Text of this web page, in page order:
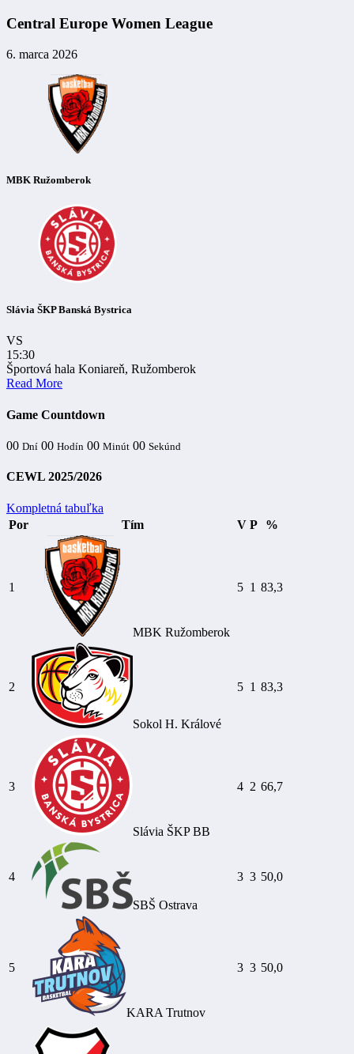
Central Europe Women League
6. marca 2026
MBK Ružomberok
Slávia ŠKP Banská Bystrica
VS
15:30
Športová hala Koniareň, Ružomberok
Read More
Game Countdown
00 Dní 00 Hodín 00 Minút 00 Sekúnd
CEWL 2025/2026
Kompletná tabuľka
Por
Tím V P %
1
MBK Ružomberok
5 1 83,3
2
Sokol H. Králové
5 1 83,3
3
Slávia ŠKP BB
4 2 66,7
4
SBŠ Ostrava
3 3 50,0
5
KARA Trutnov
3 3 50,0